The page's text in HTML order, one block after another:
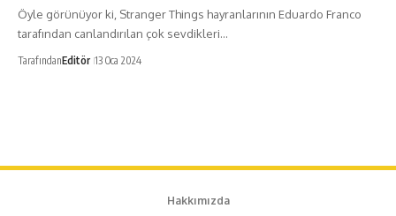
Öyle görünüyor ki, Stranger Things hayranlarının Eduardo Franco
tarafından canlandırılan çok sevdikleri…
TarafındanEditör 13 Oca 2024
Hakkımızda